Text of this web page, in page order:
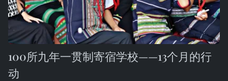
100所九年一贯制寄宿学校——13个月的行
动